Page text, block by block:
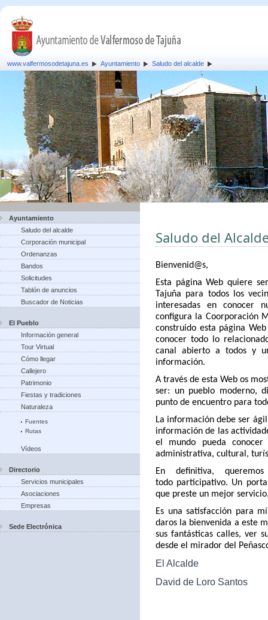
www.valfermosodetajuna.es Ayuntamiento Saludo del alcalde
Ayuntamiento
Saludo del alcalde
Corporación municipal
Ordenanzas
Bandos
Solicitudes
Tablón de anuncios
Buscador de Noticias
El Pueblo
Información general
Tour Virtual
Cómo llegar
Callejero
Patrimonio
Fiestas y tradiciones
Naturaleza
Fuentes
Rutas
Vídeos
Directorio
Servicios municipales
Asociaciones
Empresas
Sede Electrónica
Saludo del
Bienvenid@s,
Esta página Web quiere
Tajuña para todos los
interesadas en conocer
configura la Coorporación
construido esta página
conocer todo lo
canal abierto a todos y
información.
A través de esta Web os
ser: un pueblo moderno,
punto de encuentro para
La información debe ser
información de las
el mundo pueda
administrativa, cultural,
En definitiva,
todo participativo. Un
que preste un mejor
Es una satisfacción para
daros la bienvenida a este
sus fantásticas calles, ver
desde el mirador del
El Alcalde
David de Loro Santos